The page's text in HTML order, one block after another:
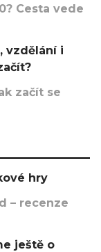
Cesta vede
vzdělání i
začít se
hry
– recenze
ještě o